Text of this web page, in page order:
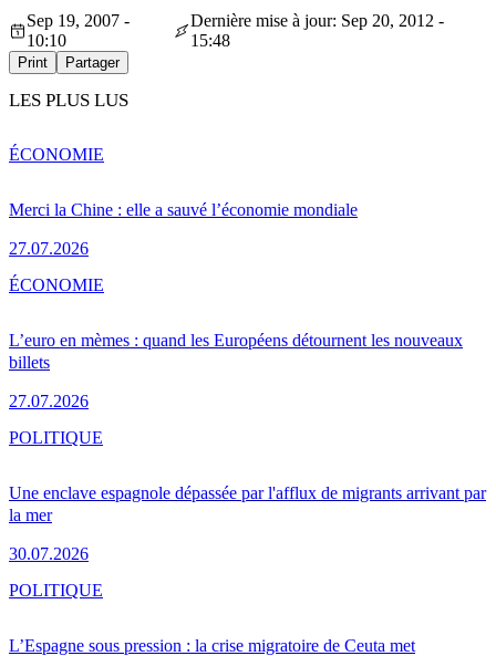
Sep 19, 2007 -
10:10
Dernière mise à jour: Sep 20, 2012 -
15:48
Print Partager
LES PLUS LUS
Merci la Chine : elle a sauvé l’économie mondiale
27.07.2026
ÉCONOMIE
L’euro en mèmes : quand les Européens détournent les nouveaux
billets
27.07.2026
ÉCONOMIE
Une enclave espagnole dépassée par l'afflux de migrants arrivant par
la mer
30.07.2026
POLITIQUE
L’Espagne sous pression : la crise migratoire de Ceuta met
POLITIQUE